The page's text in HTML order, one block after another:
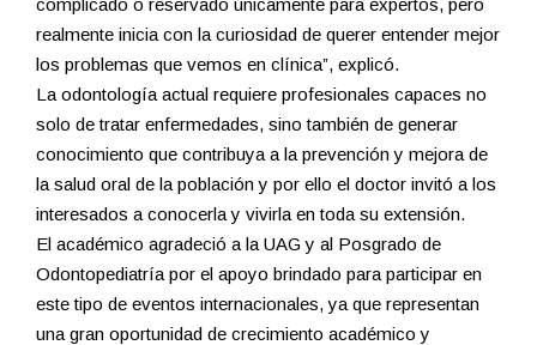
realmente inicia con la curiosidad de querer entender mejor
los problemas que vemos en clínica”, explicó.
La odontología actual requiere profesionales capaces no
solo de tratar enfermedades, sino también de generar
conocimiento que contribuya a la prevención y mejora de
la salud oral de la población y por ello el doctor invitó a los
interesados a conocerla y vivirla en toda su extensión.
El académico agradeció a la UAG y al Posgrado de
Odontopediatría por el apoyo brindado para participar en
este tipo de eventos internacionales, ya que representan
una gran oportunidad de crecimiento académico y